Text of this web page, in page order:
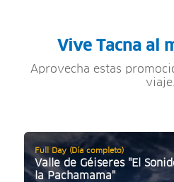
Vive Tacna al
Aprovecha estas
viaje.
Full Day (Día completo)
Valle de Géiseres "El
la Pachamama"